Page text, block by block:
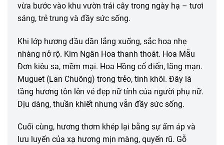
vừa bước vào khu vườn trái cây trong ngày hạ – tươi
sáng, trẻ trung và đầy sức sống.
Khi lớp hương đầu dần lắng xuống, sắc hoa nhẹ
nhàng nở rộ. Kim Ngân Hoa thanh thoát. Hoa Mẫu
Đơn kiêu sa, mềm mại. Hoa Hồng cổ điển, lãng mạn.
Muguet (Lan Chuông) trong trẻo, tinh khôi. Đây là
tầng hương tôn lên vẻ đẹp nữ tính của người phụ nữ.
Dịu dàng, thuần khiết nhưng vẫn đầy sức sống.
Cuối cùng, hương thơm khép lại bằng sự ấm áp và
lưu luyến của xạ hương mịn màng, quyến rũ. Gỗ